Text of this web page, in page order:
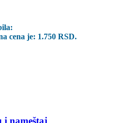
cena je: 1.750 RSD.
i nameštaj